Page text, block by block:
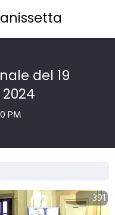
del 19
PM
391